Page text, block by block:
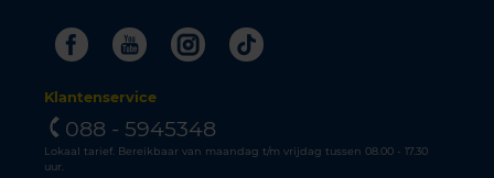
FacebookYoutubeInstagram
Tiktok
Klantenservice
088 - 5945348
Lokaal tarief. Bereikbaar van maandag t/m vrijdag tussen 08.00 - 17.30
uur.